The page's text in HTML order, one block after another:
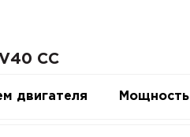
CC
двигателя Мощность